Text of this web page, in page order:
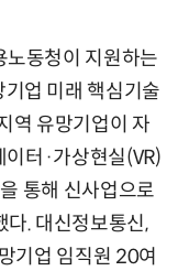
노동청이 지원하는
업 미래 핵심기술
역 유망기업이 자
터·가상현실(VR)
통해 신사업으로
다. 대신정보통신,
기업 임직원 20여